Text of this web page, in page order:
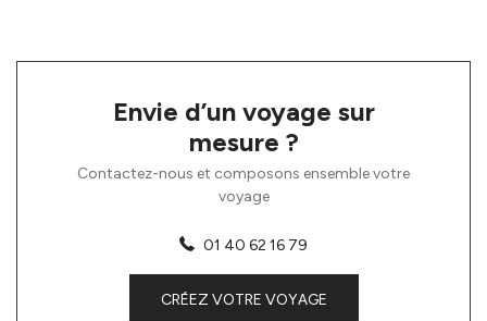
Envie d’un voyage sur
mesure ?
Contactez-nous et composons ensemble votre
voyage
01 40 62 16 79
CRÉEZ VOTRE VOYAGE